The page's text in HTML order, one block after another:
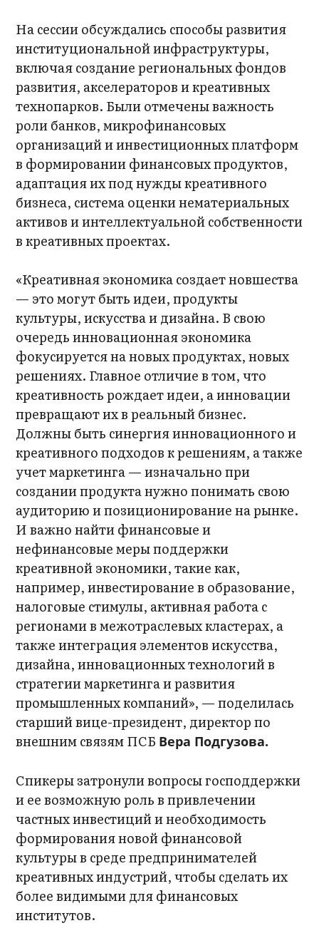
На сессии обсуждались способы развития
институциональной инфраструктуры,
включая создание региональных фондов
развития, акселераторов и креативных
технопарков. Были отмечены важность
роли банков, микрофинансовых
организаций и инвестиционных платформ
в формировании финансовых продуктов,
адаптация их под нужды креативного
бизнеса, система оценки нематериальных
активов и интеллектуальной собственности
в креативных проектах.
«Креативная экономика создает новшества
— это могут быть идеи, продукты
культуры, искусства и дизайна. В свою
очередь инновационная экономика
фокусируется на новых продуктах, новых
решениях. Главное отличие в том, что
креативность рождает идеи, а инновации
превращают их в реальный бизнес.
Должны быть синергия инновационного и
креативного подходов к решениям, а также
учет маркетинга — изначально при
создании продукта нужно понимать свою
аудиторию и позиционирование на рынке.
И важно найти финансовые и
нефинансовые меры поддержки
креативной экономики, такие как,
например, инвестирование в образование,
налоговые стимулы, активная работа с
регионами в межотраслевых кластерах, а
также интеграция элементов искусства,
дизайна, инновационных технологий в
стратегии маркетинга и развития
промышленных компаний», — поделилась
старший вице-президент, директор по
внешним связям ПСБ Вера Подгузова.
Спикеры затронули вопросы господдержки
и ее возможную роль в привлечении
частных инвестиций и необходимость
формирования новой финансовой
культуры в среде предпринимателей
креативных индустрий, чтобы сделать их
более видимыми для финансовых
институтов.